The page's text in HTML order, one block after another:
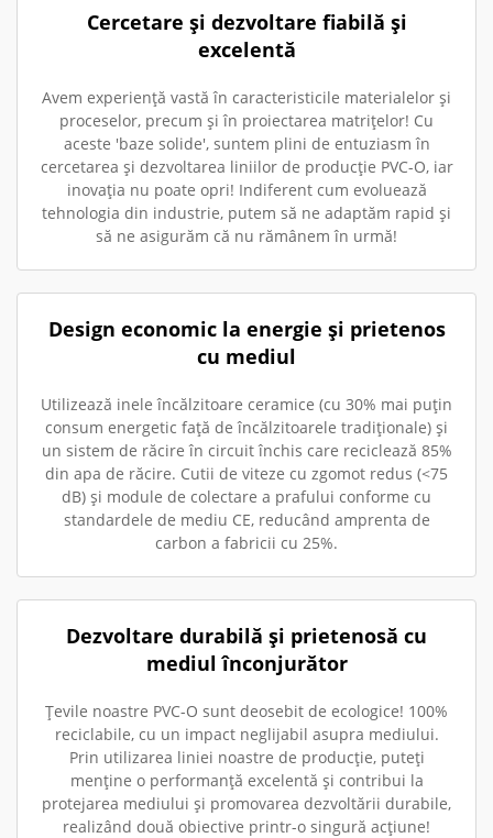
Cercetare și dezvoltare fiabilă și
excelentă
Avem experiență vastă în caracteristicile materialelor și
proceselor, precum și în proiectarea matrițelor! Cu
aceste 'baze solide', suntem plini de entuziasm în
cercetarea și dezvoltarea liniilor de producție PVC-O, iar
inovația nu poate opri! Indiferent cum evoluează
tehnologia din industrie, putem să ne adaptăm rapid și
să ne asigurăm că nu rămânem în urmă!
Design economic la energie și prietenos
cu mediul
Utilizează inele încălzitoare ceramice (cu 30% mai puțin
consum energetic față de încălzitoarele tradiționale) și
un sistem de răcire în circuit închis care reciclează 85%
din apa de răcire. Cutii de viteze cu zgomot redus (<75
dB) și module de colectare a prafului conforme cu
standardele de mediu CE, reducând amprenta de
carbon a fabricii cu 25%.
Dezvoltare durabilă și prietenosă cu
mediul înconjurător
Țevile noastre PVC-O sunt deosebit de ecologice! 100%
reciclabile, cu un impact neglijabil asupra mediului.
Prin utilizarea liniei noastre de producție, puteți
menține o performanță excelentă și contribui la
protejarea mediului și promovarea dezvoltării durabile,
realizând două obiective printr-o singură acțiune!